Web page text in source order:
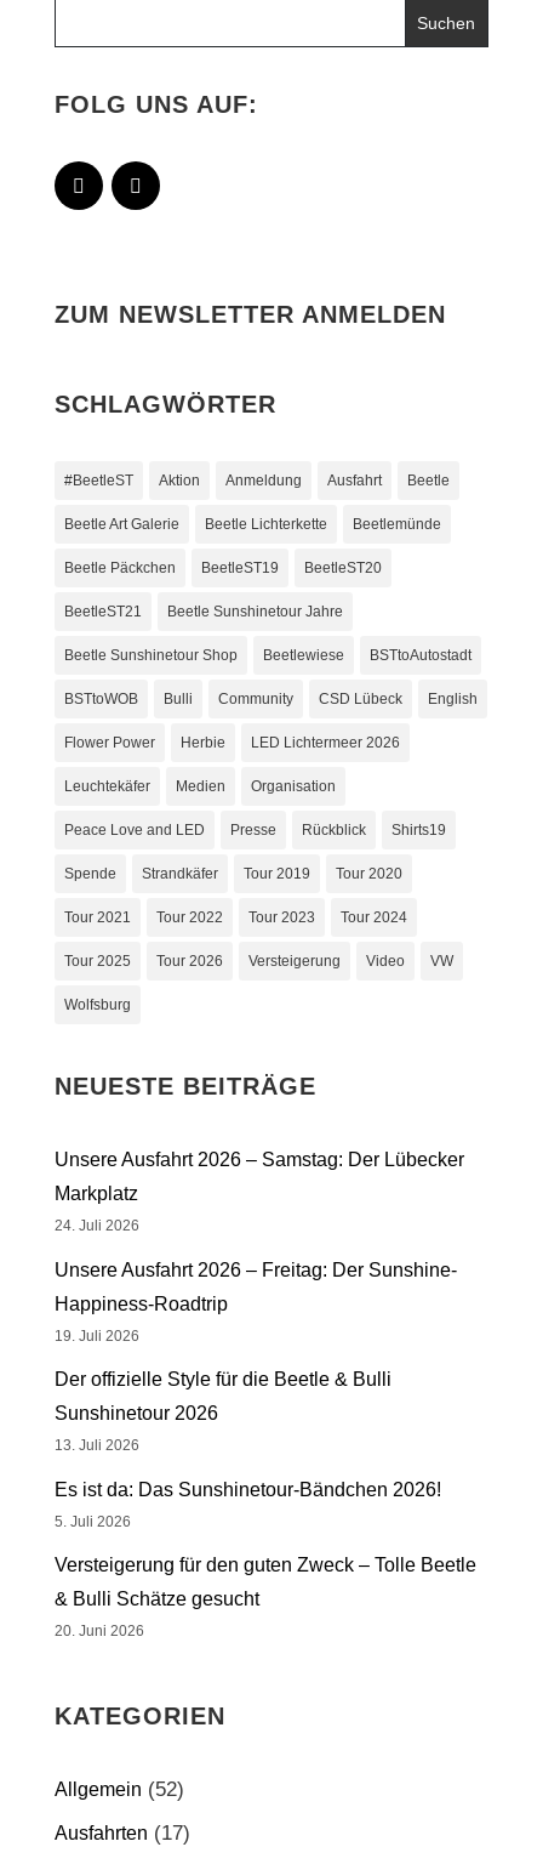
FOLG UNS AUF:
ZUM NEWSLETTER ANMELDEN
SCHLAGWÖRTER
#BeetleST Aktion Anmeldung Ausfahrt Beetle
Beetle Art Galerie Beetle Lichterkette Beetlemünde
Beetle Päckchen BeetleST19 BeetleST20
BeetleST21 Beetle Sunshinetour Jahre
Beetle Sunshinetour Shop Beetlewiese BSTtoAutostadt
BSTtoWOB Bulli Community CSD Lübeck English
Flower Power Herbie LED Lichtermeer 2026
Leuchtekäfer Medien Organisation
Peace Love and LED Presse Rückblick Shirts19
Spende Strandkäfer Tour 2019 Tour 2020
Tour 2021 Tour 2022 Tour 2023 Tour 2024
Tour 2025 Tour 2026 Versteigerung Video VW
Wolfsburg
NEUESTE BEITRÄGE
Unsere Ausfahrt 2026 – Samstag: Der Lübecker
Markplatz
24. Juli 2026
Unsere Ausfahrt 2026 – Freitag: Der Sunshine-
Happiness-Roadtrip
19. Juli 2026
Der offizielle Style für die Beetle & Bulli
Sunshinetour 2026
13. Juli 2026
Es ist da: Das Sunshinetour-Bändchen 2026!
5. Juli 2026
Versteigerung für den guten Zweck – Tolle Beetle
& Bulli Schätze gesucht
20. Juni 2026
KATEGORIEN
Allgemein (52)
Ausfahrten (17)